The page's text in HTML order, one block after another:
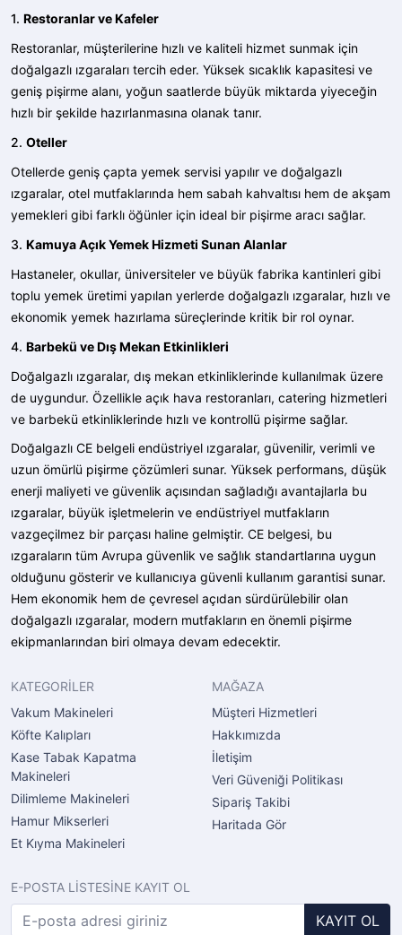
1. Restoranlar ve Kafeler
Restoranlar, müşterilerine hızlı ve kaliteli hizmet sunmak için
doğalgazlı ızgaraları tercih eder. Yüksek sıcaklık kapasitesi ve
geniş pişirme alanı, yoğun saatlerde büyük miktarda yiyeceğin
hızlı bir şekilde hazırlanmasına olanak tanır.
2. Oteller
Otellerde geniş çapta yemek servisi yapılır ve doğalgazlı
ızgaralar, otel mutfaklarında hem sabah kahvaltısı hem de akşam
yemekleri gibi farklı öğünler için ideal bir pişirme aracı sağlar.
3. Kamuya Açık Yemek Hizmeti Sunan Alanlar
Hastaneler, okullar, üniversiteler ve büyük fabrika kantinleri gibi
toplu yemek üretimi yapılan yerlerde doğalgazlı ızgaralar, hızlı ve
ekonomik yemek hazırlama süreçlerinde kritik bir rol oynar.
4. Barbekü ve Dış Mekan Etkinlikleri
Doğalgazlı ızgaralar, dış mekan etkinliklerinde kullanılmak üzere
de uygundur. Özellikle açık hava restoranları, catering hizmetleri
ve barbekü etkinliklerinde hızlı ve kontrollü pişirme sağlar.
Doğalgazlı CE belgeli endüstriyel ızgaralar, güvenilir, verimli ve
uzun ömürlü pişirme çözümleri sunar. Yüksek performans, düşük
enerji maliyeti ve güvenlik açısından sağladığı avantajlarla bu
ızgaralar, büyük işletmelerin ve endüstriyel mutfakların
vazgeçilmez bir parçası haline gelmiştir. CE belgesi, bu
ızgaraların tüm Avrupa güvenlik ve sağlık standartlarına uygun
olduğunu gösterir ve kullanıcıya güvenli kullanım garantisi sunar.
Hem ekonomik hem de çevresel açıdan sürdürülebilir olan
doğalgazlı ızgaralar, modern mutfakların en önemli pişirme
ekipmanlarından biri olmaya devam edecektir.
KATEGORİLER
Vakum Makineleri
Köfte Kalıpları
Kase Tabak Kapatma
Makineleri
Dilimleme Makineleri
Hamur Mikserleri
Et Kıyma Makineleri
MAĞAZA
Müşteri Hizmetleri
Hakkımızda
İletişim
Veri Güveniği Politikası
Sipariş Takibi
Haritada Gör
E-POSTA LİSTESİNE KAYIT OL
KAYIT OL